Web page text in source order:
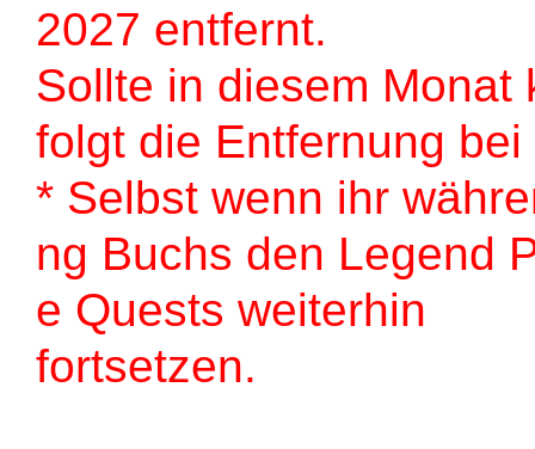
2027 entfernt.
Sollte in diesem
folgt die Entfernung
* Selbst wenn ihr
ng Buchs den Legend
e Quests weiterhin
fortsetzen.